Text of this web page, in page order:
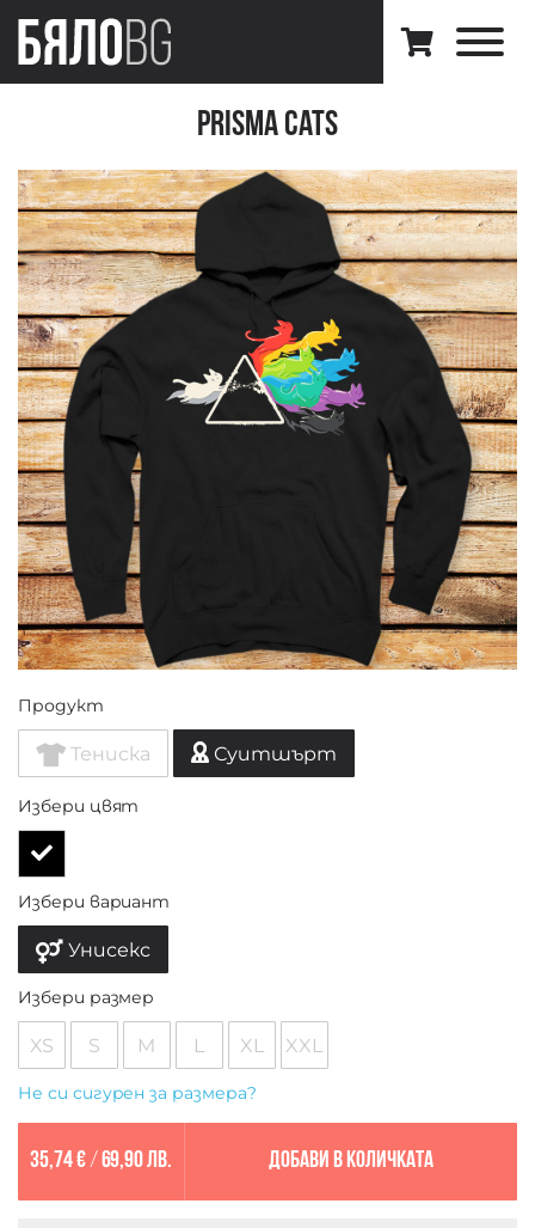
Prisma Cats
Продукт
Тениска Суитшърт
Избери цвят
Избери вариант
Унисекс
Избери размер
XS S M L XL XXL
Не си сигурен за размера?
35,74 €/ 69,90 лв. Добави в количката